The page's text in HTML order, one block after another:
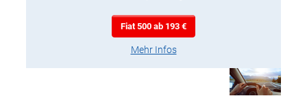
Fiat 500 ab 193 €
Mehr Infos